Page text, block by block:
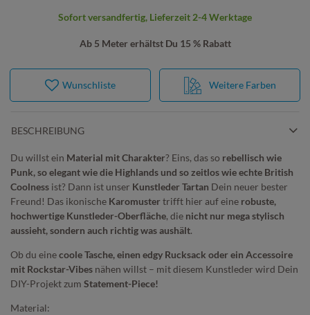
Ab 5 Meter erhältst Du 15 % Rabatt
Sofort versandfertig, Lieferzeit 2-4 Werktage
Weitere Farben
Wunschliste
BESCHREIBUNG
Du willst ein Material mit Charakter? Eins, das so rebellisch wie
Punk, so elegant wie die Highlands und so zeitlos wie echte British
Coolness ist? Dann ist unser Kunstleder Tartan Dein neuer bester
Freund! Das ikonische Karomustertrifft hier auf eine robuste,
hochwertige Kunstleder-Oberfläche, die nicht nur mega stylisch
aussieht, sondern auch richtig was aushält.
Ob du einecoole Tasche, einen edgy Rucksack oder ein Accessoire
mit Rockstar-Vibes nähen willst – mit diesem Kunstleder wird Dein
DIY-Projekt zum Statement-Piece!
Material: